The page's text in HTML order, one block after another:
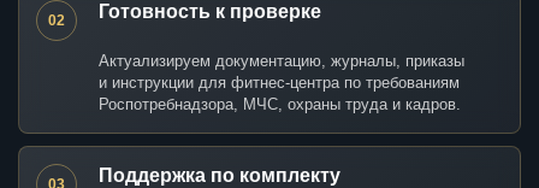
02 Готовность к проверке
Актуализируем документацию, журналы, приказы
и инструкции для фитнес-центра по требованиям
Роспотребнадзора, МЧС, охраны труда и кадров.
03 Поддержка по комплекту